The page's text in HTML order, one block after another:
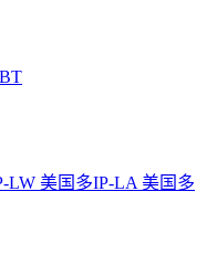
LW 美国多IP-LA 美国多